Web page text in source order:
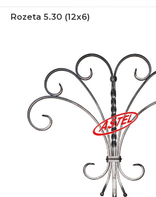
Do balkonów
Do ogrodzeń
Do bram wjazdowych
Do furtek
Akcesoria i narzędzia
Rozeta 5.30 (12x6)